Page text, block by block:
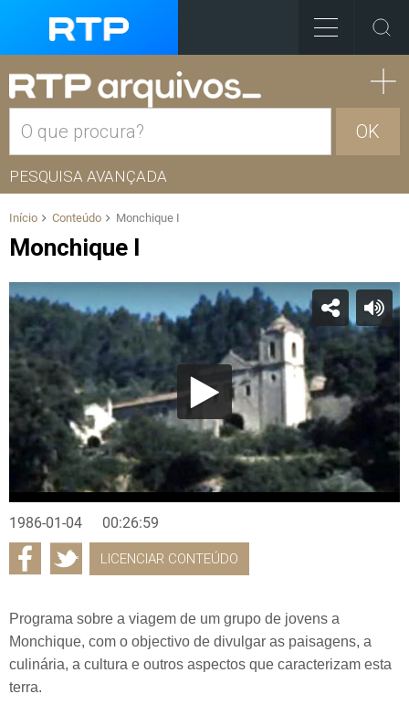
OK
PESQUISA AVANÇADA
Início Conteúdo Monchique I
Monchique I
1986-01-04 00:26:59
LICENCIAR CONTEÚDO
Programa sobre a viagem de um grupo de jovens a
Monchique, com o objectivo de divulgar as paisagens, a
culinária, a cultura e outros aspectos que caracterizam esta
terra.